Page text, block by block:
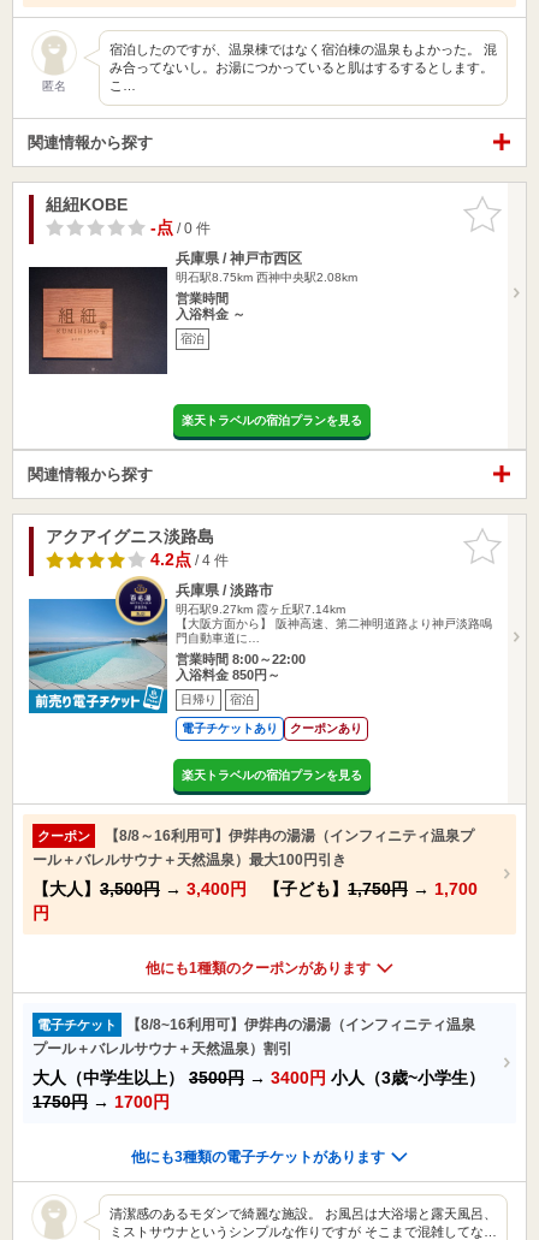
匿名
宿泊したのですが、温泉棟ではなく宿泊棟の温泉もよかった。 混
み合ってないし。お湯につかっていると肌はするするとします。
こ…
関連情報から探す
お気に入
りに追加
組紐KOBE
-点/ 0 件
兵庫県 / 神戸市西区
明石駅8.75km 西神中央駅2.08km
営業時間
入浴料金 ～
宿泊
楽天トラベルの宿泊プランを見る
関連情報から探す
お気に入
りに追加
アクアイグニス淡路島
4.2点/ 4 件
兵庫県 / 淡路市
明石駅9.27km 霞ヶ丘駅7.14km
【大阪方面から】 阪神高速、第二神明道路より神戸淡路鳴
門自動車道に…
営業時間 8:00～22:00
入浴料金 850円～
日帰り 宿泊
電子チケットあり クーポンあり
楽天トラベルの宿泊プランを見る
クーポン
【8/8～16利用可】伊弉冉の湯湯（インフィニティ温泉プ
ール＋バレルサウナ＋天然温泉）最大100円引き
【大人】 3,500円 → 3,400円 【子ども】 1,750円 → 1,700
円
他にも1種類のクーポンがあります
電子チケット
【8/8~16利用可】伊弉冉の湯湯（インフィニティ温泉
プール＋バレルサウナ＋天然温泉）割引
大人（中学生以上） 3500円 → 3400円 小人（3歳~小学生）
1750円 → 1700円
他にも3種類の電子チケットがあります
清潔感のあるモダンで綺麗な施設。 お風呂は大浴場と露天風呂、
ミストサウナというシンプルな作りですが そこまで混雑してな…